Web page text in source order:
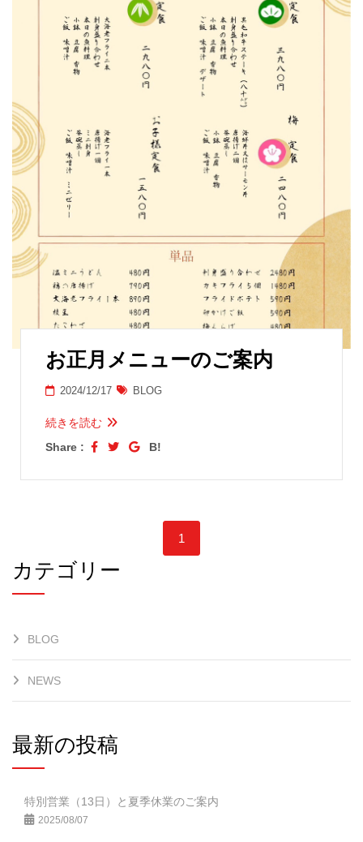
お正月メニューのご案内
2024/12/17 BLOG
続きを読む
Share :
B!
1
カテゴリー
BLOG
NEWS
最新の投稿
特別営業（13日）と夏季休業のご案内
2025/08/07